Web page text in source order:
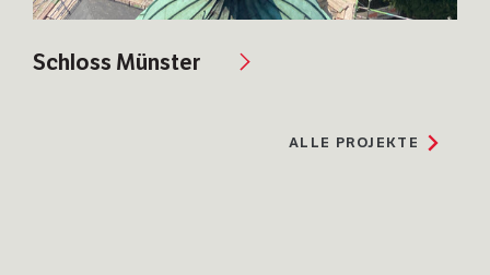
Schloss Münster
ALLE PROJEKTE